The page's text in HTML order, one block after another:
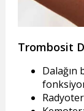
Trombosit
Dalağın